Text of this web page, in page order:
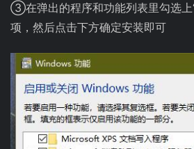
③在弹出的程序和功能列表里勾选上
项，然后点击下方确定安装即可